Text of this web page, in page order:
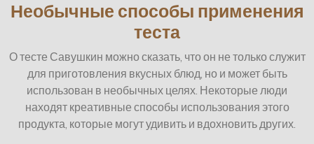
Необычные способы применения
теста
О тесте Савушкин можно сказать, что он не только служит
для приготовления вкусных блюд, но и может быть
использован в необычных целях. Некоторые люди
находят креативные способы использования этого
продукта, которые могут удивить и вдохновить других.